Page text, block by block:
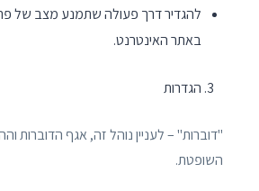
להגדיר דרך פעולה שתמנע מצב של
באתר האינטרנט.
הגדרות
"דוברות" – לעניין נוהל זה, אגף הדוברות
השופטת.